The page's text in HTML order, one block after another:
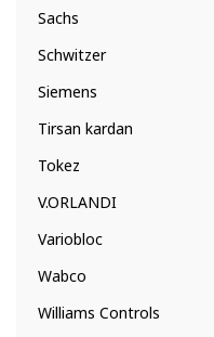
Sachs
Schwitzer
Siemens
Tirsan kardan
Tokez
V.ORLANDI
Variobloc
Wabco
Williams Controls